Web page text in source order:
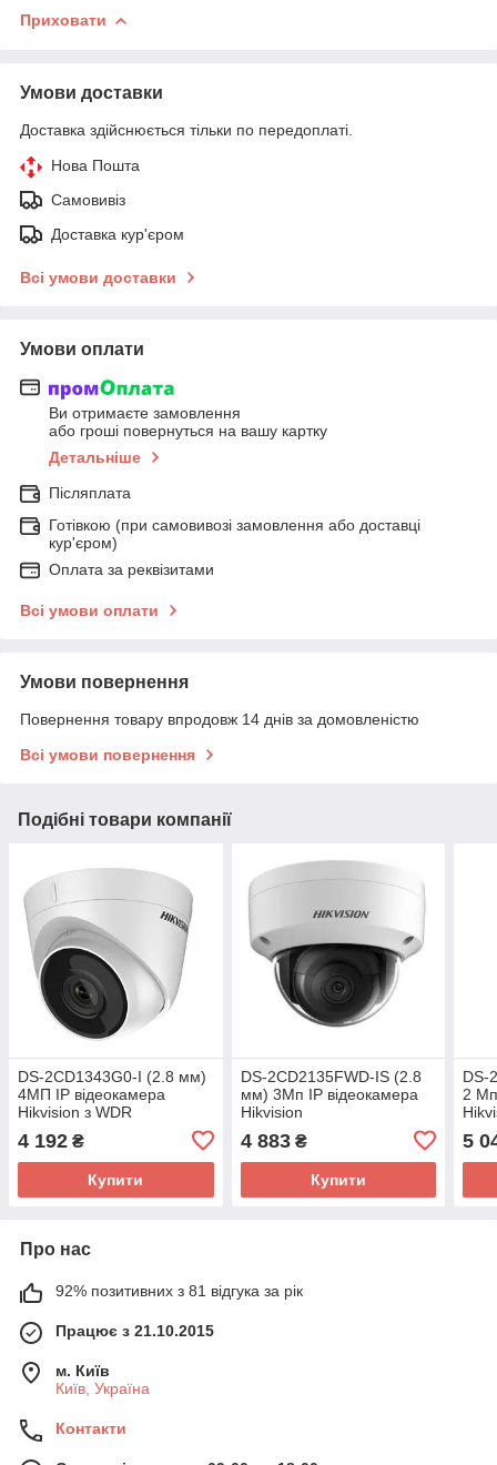
Приховати
Умови доставки
Доставка здійснюється тільки по передоплаті.
Нова Пошта
Самовивіз
Доставка кур'єром
Всі умови доставки
Умови оплати
Ви отримаєте замовлення
або гроші повернуться на вашу картку
Детальніше
Післяплата
Готівкою (при самовивозі замовлення або доставці
кур'єром)
Оплата за реквізитами
Всі умови оплати
Умови повернення
Повернення товару впродовж 14 днів за домовленістю
Всі умови повернення
Подібні товари компанії
DS-2CD1343G0-I (2.8 мм)
4МП IP відеокамера
Hikvision з WDR
4 192 ₴
Купити
DS-2CD2135FWD-IS (2.8
мм) 3Мп IP відеокамера
Hikvision
4 883₴
Купити
DS-
2
5
Про нас
92% позитивних з 81 відгука за рік
Працює з 21.10.2015
м. Київ
Київ, Україна
Контакти